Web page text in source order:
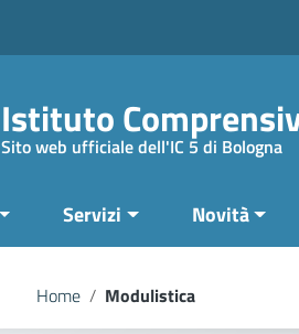
Istituto
Sito web ufficiale dell'IC 5 di Bologna
Servizi Novità
Home / Modulistica